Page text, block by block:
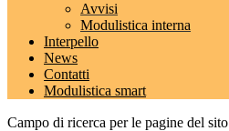
Avvisi
Modulistica interna
Interpello
News
Contatti
Modulistica smart
Campo di ricerca per le pagine del sito